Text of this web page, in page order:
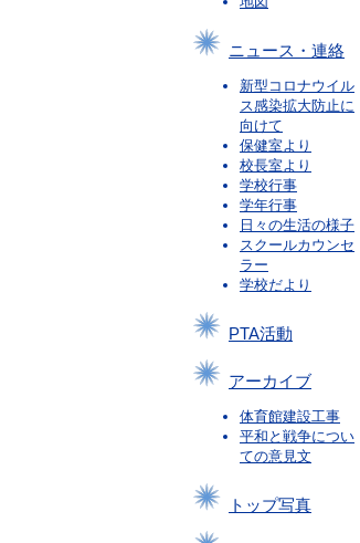
ニュース・連絡
新型コロナウイル
ス感染拡大防止に
向けて
保健室より
校長室より
学校行事
学年行事
日々の生活の様子
スクールカウンセ
ラー
学校だより
PTA活動
アーカイブ
体育館建設工事
平和と戦争につい
ての意見文
トップ写真